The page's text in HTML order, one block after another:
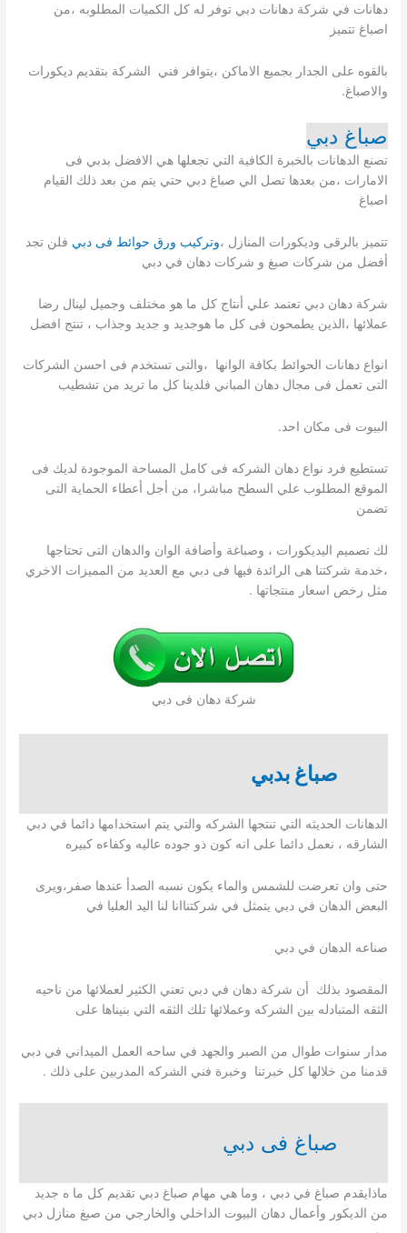
دهانات في شركة دهانات دبي توفر له كل الكميات المطلوبه ،من
اصباغ تتميز
بالقوه على الجدار بجميع الاماكن ،يتوافر فني الشركة بتقديم ديكورات
والاصباغ.
صباغ دبي
تصنع الدهانات بالخبرة الكافية التي تجعلها هي الافضل بدبي فى
الامارات ،من بعدها تصل الي صباغ دبي حتي يتم من بعد ذلك القيام
اصباغ
تتميز بالرقى وديكورات المنازل ،وتركيب ورق حوائط فى دبي فلن تجد
أفضل من شركات صبغ و شركات دهان في دبي
شركة دهان دبي تعتمد علي أنتاج كل ما هو مختلف وجميل لينال رضا
عملائها ،الذين يطمحون فى كل ما هوجديد و جديد وجذاب ، تنتج افضل
انواع دهانات الحوائط بكافة الوانها ،والتى تستخدم فى احسن الشركات
التى تعمل فى مجال دهان المباني فلدينا كل ما تريد من تشطيب
البيوت فى مكان احد.
تستطيع فرد نواع دهان الشركه فى كامل المساحة الموجودة لديك فى
الموقع المطلوب علي السطح مباشرا، من أجل أعطاء الحماية التى
تضمن
لك تصميم اليديكورات ، وصباغة وأضافة الوان والدهان التى تحتاجها
،خدمة شركتنا هى الرائدة فيها فى دبي مع العديد من المميزات الاخري
مثل رخص اسعار منتجاتها .
شركة دهان فى دبي
صباغ بدبي
الدهانات الحديثه التي تنتجها الشركه والتي يتم استخدامها دائما في دبي
الشارقه ، نعمل دائما على انه كون ذو جوده عاليه وكفاءه كبيره
حتى وان تعرضت للشمس والماء يكون نسبه الصدأ عندها صفر،ويرى
البعض الدهان في دبي يتمثل في شركتناانا لنا اليد العليا في
صناعه الدهان في دبي
المقصود بذلك أن شركة دهان في دبي تعني الكثير لعملائها من ناحيه
الثقه المتبادله بين الشركه وعملائها تلك الثقه التي بنيناها على
مدار سنوات طوال من الصبر والجهد في ساحه العمل الميداني في دبي
قدمنا من خلالها كل خبرتنا وخبرة فني الشركه المدربين على ذلك .
صباغ فى دبي
ماذايقدم صباغ في دبي ، وما هي مهام صباغ دبي تقديم كل ما ه جديد
من الديكور وأعمال دهان البيوت الداخلي والخارجي من صبغ منازل دبي